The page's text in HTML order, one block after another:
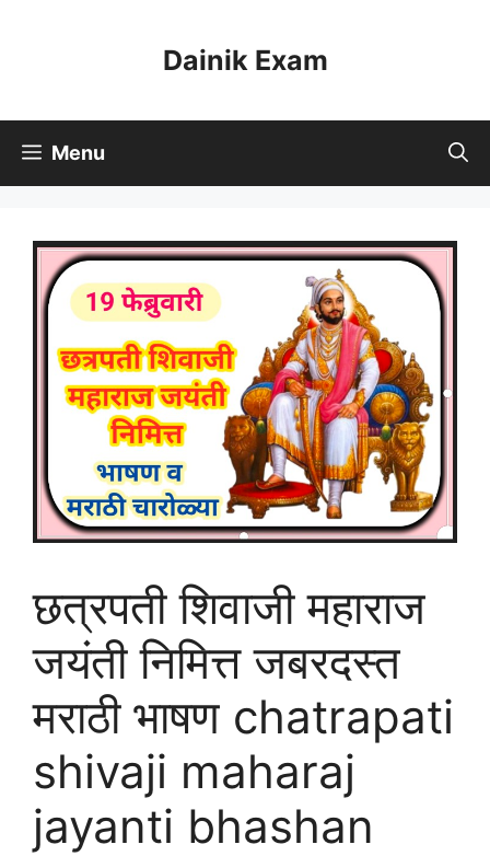
Dainik Exam
Menu
छत्रपती शिवाजी महाराज
जयंती निमित्त जबरदस्त
मराठी भाषण chatrapati
shivaji maharaj
jayanti bhashan